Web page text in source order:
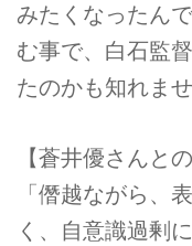
みたくなったん
む事で、白石監
たのかも知れま
【蒼井優さんと
「僭越ながら、
く、自意識過剰